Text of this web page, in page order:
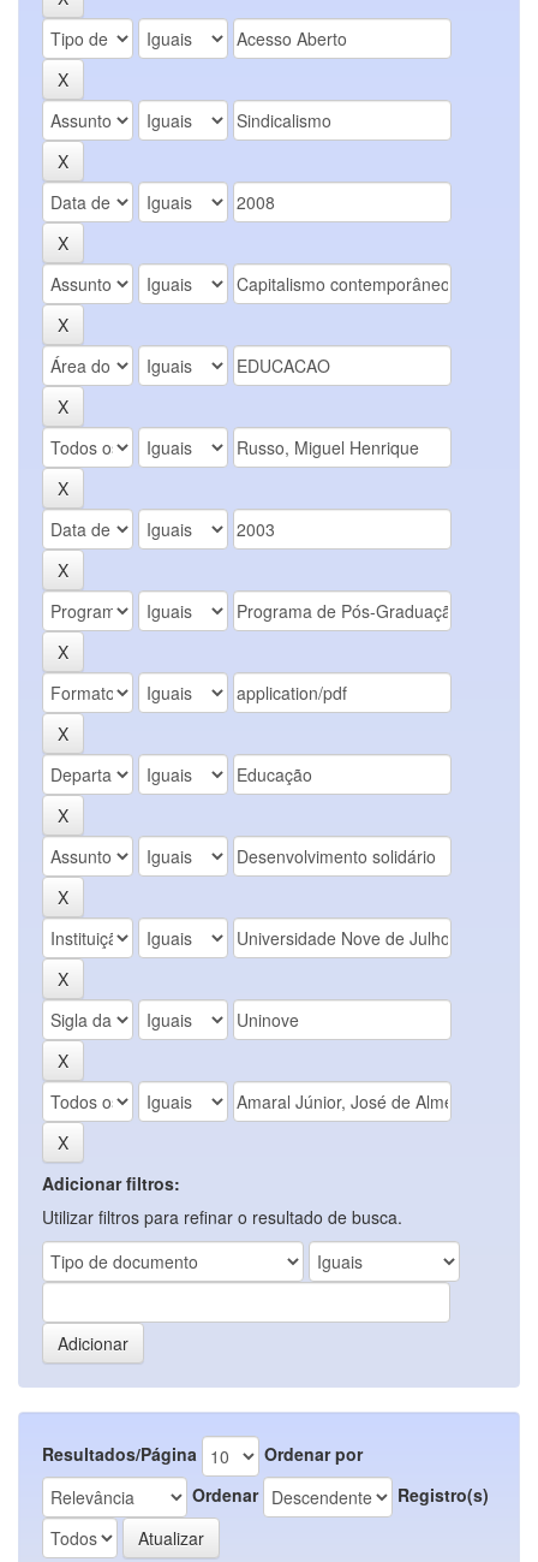
Adicionar filtros:
Utilizar filtros para refinar o resultado de busca.
Resultados/Página
Ordenar por
Ordenar
Registro(s)